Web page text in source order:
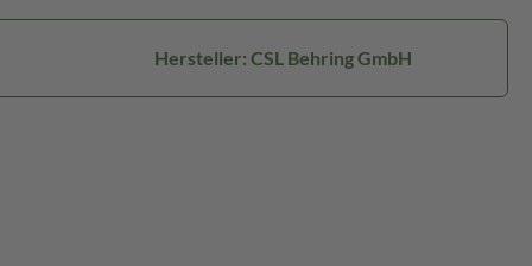
Hersteller: CSL Behring GmbH